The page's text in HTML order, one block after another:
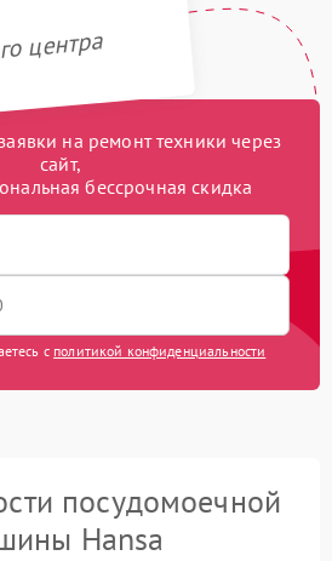
центра
на ремонт техники через
сайт,
бессрочная скидка
с политикой конфиденциальности
посудомоечной
Hansa